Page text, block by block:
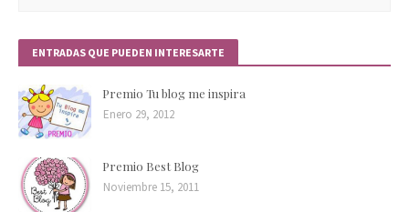
ENTRADAS QUE PUEDEN INTERESARTE
Premio Tu blog me inspira
Enero 29, 2012
Premio Best Blog
Noviembre 15, 2011